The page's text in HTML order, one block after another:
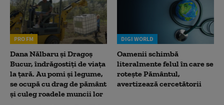
PRO FM
Dana Nălbaru și Dragoș
Bucur, îndrăgostiți de viața
la țară. Au pomi și legume,
se ocupă cu drag de pământ
și culeg roadele muncii lor
DIGI WORLD
Oamenii schimbă
literalmente felul în care se
rotește Pământul,
avertizează cercetătorii